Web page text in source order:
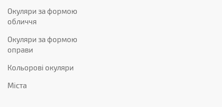
Окуляри за формою
обличчя
Окуляри за формою
оправи
Кольорові окуляри
Міста